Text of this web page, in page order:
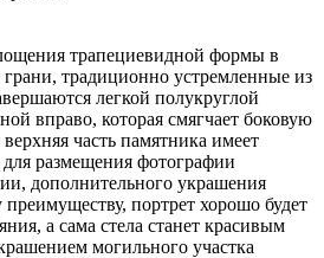
трапециевидной формы в
традиционно устремленные из
легкой полукруглой
вправо, которая смягчает боковую
часть памятника имеет
размещения фотографии
дополнительного украшения
преимуществу, портрет хорошо будет
а сама стела станет красивым
могильного участка